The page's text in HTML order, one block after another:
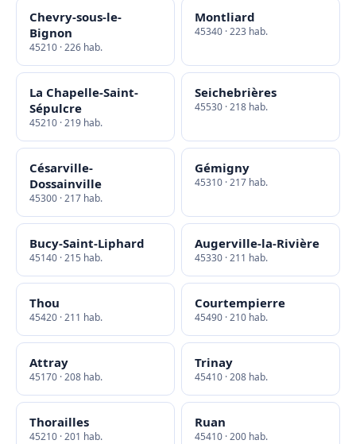
Chevry-sous-le-
Bignon
45210 · 226 hab.
Montliard
45340 · 223 hab.
La Chapelle-Saint-
Sépulcre
45210 · 219 hab.
Seichebrières
45530 · 218 hab.
Césarville-
Dossainville
45300 · 217 hab.
Gémigny
45310 · 217 hab.
Bucy-Saint-Liphard
45140 · 215 hab.
Augerville-la-Rivière
45330 · 211 hab.
Thou
45420 · 211 hab.
Courtempierre
45490 · 210 hab.
Attray
45170 · 208 hab.
Trinay
45410 · 208 hab.
Thorailles
45210 · 201 hab.
Ruan
45410 · 200 hab.